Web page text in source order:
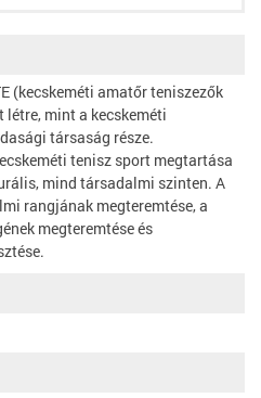
(kecskeméti amatőr teniszezők
mint a kecskeméti
társaság része.
tenisz sport megtartása
mind társadalmi szinten. A
rangjának megteremtése, a
megteremtése és